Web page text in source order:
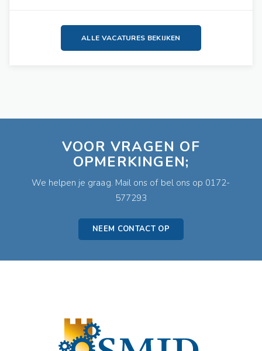
ALLE VACATURES BEKIJKEN
VOOR VRAGEN OF
OPMERKINGEN;
We helpen je graag. Mail ons of bel ons op 0172-
577293
NEEM CONTACT OP